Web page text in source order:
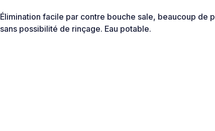
Élimination facile par contre bouche sale, beaucoup de
sans possibilité de rinçage. Eau potable.